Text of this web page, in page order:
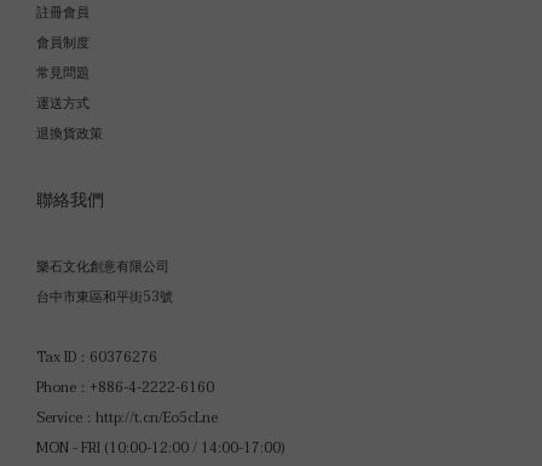
註冊會員
會員制度
常見問題
運送方式
退換貨政策
聯絡我們
樂石文化創意有限公司
台中市東區和平街53號
Tax ID：60376276
Phone：+886-4-2222-6160
Service： http://t.cn/Eo5cLne
MON - FRI (10:00-12:00 / 14:00-17:00)